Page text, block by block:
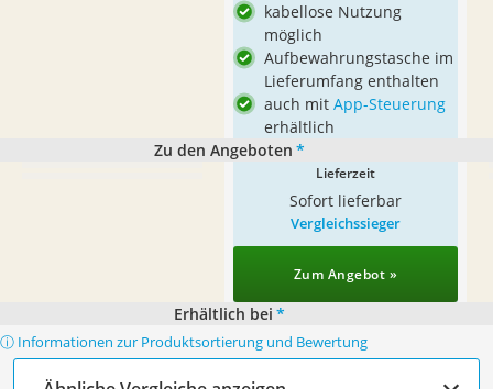
kabellose Nutzung
möglich
Aufbewahrungstasche im
Lieferumfang enthalten
auch mit App-Steuerung
erhältlich
Zu den Angeboten *
Lieferzeit
Sofort lieferbar
Vergleichssieger
Zum Angebot »
Erhältlich bei *
ⓘ Informationen zur Produktsortierung und Bewertung